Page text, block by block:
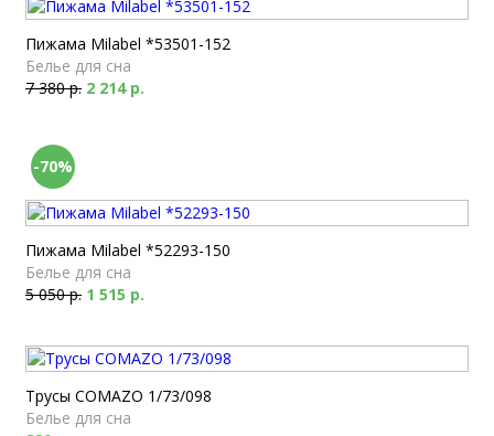
Пижама Milabel *53501-152
Белье для сна
7 380 р. 2 214 р.
-70%
Пижама Milabel *52293-150
Белье для сна
5 050 р. 1 515 р.
Трусы COMAZO 1/73/098
Белье для сна